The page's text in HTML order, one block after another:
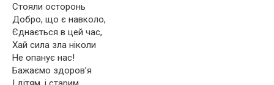
Стояли осторонь
Добро, що є навколо,
Єднається в цей час,
Хай сила зла ніколи
Не опанує нас!
Бажаємо здоров’я